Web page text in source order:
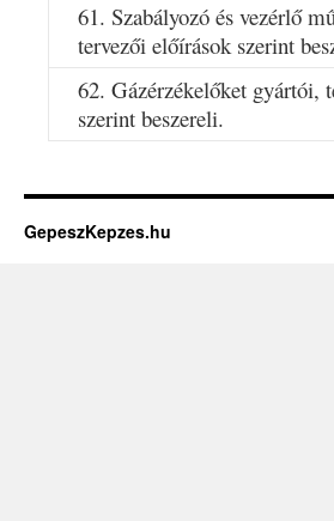
61. Szabályozó és vezérlő
tervezői előírások szerint
62. Gázérzékelőket gyártói,
szerint beszereli.
GepeszKepzes.hu